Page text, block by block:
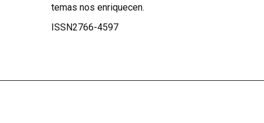
temas nos enriquecen.
ISSN2766-4597